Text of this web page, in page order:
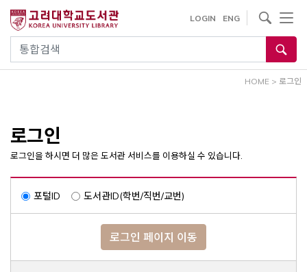
건
통합검색
LOGIN ENG
사이트내 검색
HOME > 로그인
로그인
로그인을 하시면 더 많은 도서관 서비스를 이용하실 수 있습니다.
포털ID 도서관ID(학번/직번/교번)
로그인 페이지 이동